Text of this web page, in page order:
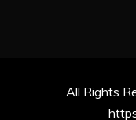
All Rights